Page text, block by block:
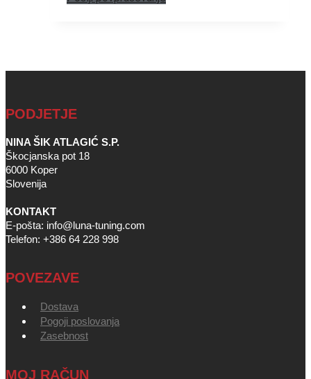
PODJETJE
NINA ŠIK ATLAGIĆ S.P.
Škocjanska pot 18
6000 Koper
Slovenija
KONTAKT
E-pošta: info@luna-tuning.com
Telefon: +386 64 228 998
POVEZAVE
Dostava
Pogoji poslovanja
Zasebnost
MOJ RAČUN